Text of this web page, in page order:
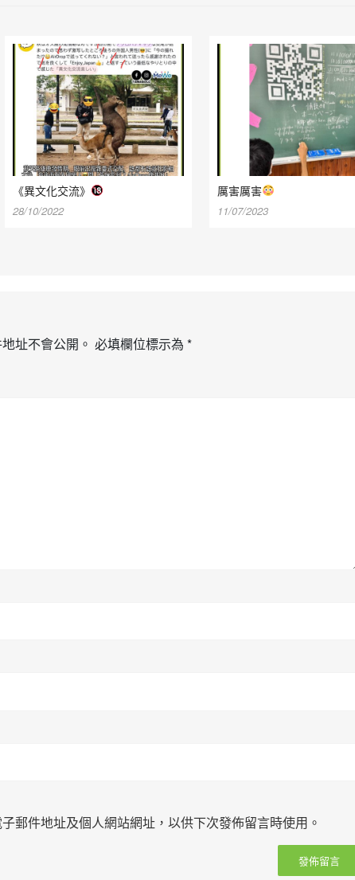
《異文化交流》
28/10/2022
厲害厲害
11/07/2023
址不會公開。 必填欄位標示為 *
郵件地址及個人網站網址，以供下次發佈留言時使用。